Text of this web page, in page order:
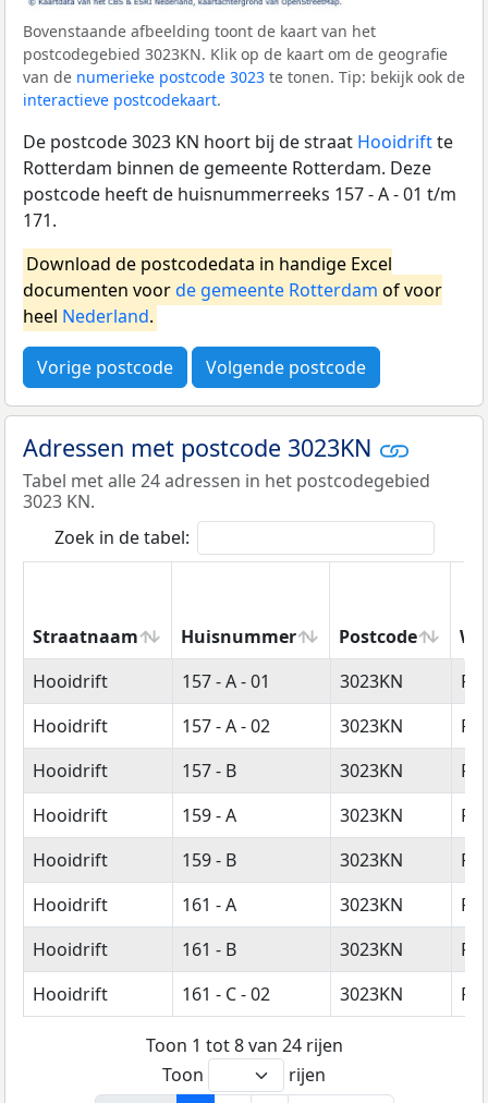
Bovenstaande afbeelding toont de kaart van het
postcodegebied 3023KN. Klik op de kaart om de geografie
van de numerieke postcode 3023 te tonen. Tip: bekijk ook de
interactieve postcodekaart.
De postcode 3023 KN hoort bij de straat Hooidriftte
Rotterdam binnen de gemeente Rotterdam. Deze
postcode heeft de huisnummerreeks 157 - A - 01 t/m
171.
Download de postcodedata in handige Excel
documenten voorde gemeente Rotterdam of voor
heel Nederland.
Vorige postcode Volgende postcode
Adressen met postcode 3023KN
Tabel met alle 24 adressen in het postcodegebied
3023 KN.
Zoek in de tabel:
Straatnaam Huisnummer Postcode
Straatnaam
Huisnummer Postcode
Hooidrift 157 - A - 01 3023KN
Hooidrift
157 - A - 02 3023KN
Hooidrift
157 - B 3023KN
Hooidrift
159 - A 3023KN
Hooidrift
159 - B 3023KN
Hooidrift
161 - A 3023KN
Hooidrift
161 - B 3023KN
Hooidrift
161 - C - 02 3023KN
Toon 1 tot 8 van 24 rijen
Toon
rijen